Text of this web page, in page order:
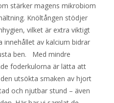
stärker magens mikrobiom
Knöltången stödjer
vilket är extra viktigt
av kalcium bidrar
ben. Med mindre
foderkulorna är lätta att
utsökta smaken av hjort
och njutbar stund – även